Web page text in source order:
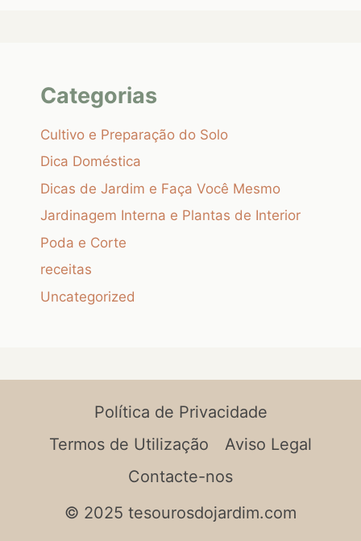
Categorias
Cultivo e Preparação do Solo
Dica Doméstica
Dicas de Jardim e Faça Você Mesmo
Jardinagem Interna e Plantas de Interior
Poda e Corte
receitas
Uncategorized
Política de Privacidade
Termos de Utilização
Aviso Legal
Contacte-nos
© 2025 tesourosdojardim.com